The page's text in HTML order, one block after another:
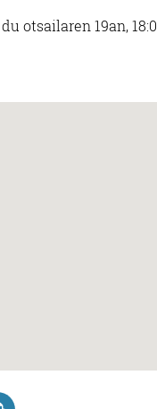
otsailaren 19an,